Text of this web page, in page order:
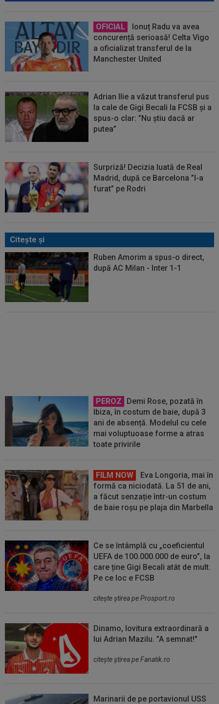
OFICIAL
Ionuț Radu va avea
concurență serioasă! Celta Vigo
a oficializat transferul de la
Manchester United
Adrian Ilie a văzut transferul pus
la cale de Gigi Becali la FCSB și a
spus-o clar: ”Nu știu dacă ar
putea”
Surpriză! Decizia luată de Real
Madrid, după ce Barcelona ”l-a
furat” pe Rodri
Citeşte şi
Ruben Amorim a spus-o direct,
după AC Milan - Inter 1-1
PEROZ
Demi Rose, pozată în
Ibiza, în costum de baie, după 3
ani de absență. Modelul cu cele
mai voluptuoase forme a atras
toate privirile
FILM NOW
Eva Longoria, mai în
formă ca niciodată. La 51 de ani,
a făcut senzație într-un costum
de baie roșu pe plaja din Marbella
Ce se întâmplă cu „coeficientul
UEFA de 100.000.000 de euro”, la
care ține Gigi Becali atât de mult.
Pe ce loc e FCSB
citeşte ştirea pe Prosport.ro
Dinamo, lovitura extraordinară a
lui Adrian Mazilu. ”A semnat!"
citeşte ştirea pe Fanatik.ro
Marinarii de pe portavionul USS